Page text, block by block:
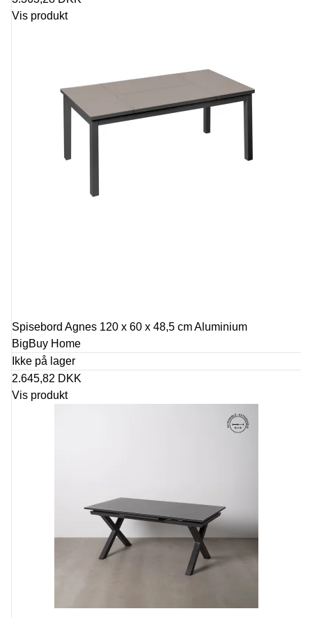
Vis produkt
Spisebord Agnes 120 x 60 x 48,5 cm Aluminium
BigBuy Home
Ikke på lager
2.645,82 DKK
Vis produkt